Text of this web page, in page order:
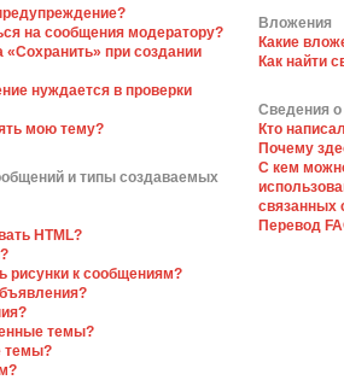
на сообщения модератору?
«Сохранить» при создании
нуждается в проверки
мою тему?
и типы создаваемых
HTML?
рисунки к сообщениям?
темы?
темы?
Вложения
Какие
Как найти
Сведения о
Кто
Почему
С кем
связанных
Перевод